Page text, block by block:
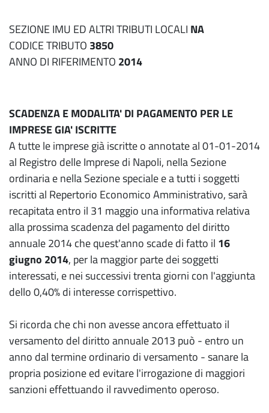
SEZIONE IMU ED ALTRI TRIBUTI LOCALI NA
CODICE TRIBUTO 3850
ANNO DI RIFERIMENTO 2014
SCADENZA E MODALITA' DI PAGAMENTO PER LE
IMPRESE GIA' ISCRITTE
A tutte le imprese già iscritte o annotate al 01-01-2014
al Registro delle Imprese di Napoli, nella Sezione
ordinaria e nella Sezione speciale e a tutti i soggetti
iscritti al Repertorio Economico Amministrativo, sarà
recapitata entro il 31 maggio una informativa relativa
alla prossima scadenza del pagamento del diritto
annuale 2014 che quest'anno scade di fatto il 16
giugno 2014, per la maggior parte dei soggetti
interessati, e nei successivi trenta giorni con l'aggiunta
dello 0,40% di interesse corrispettivo.
Si ricorda che chi non avesse ancora effettuato il
versamento del diritto annuale 2013 può - entro un
anno dal termine ordinario di versamento - sanare la
propria posizione ed evitare l'irrogazione di maggiori
sanzioni effettuando il ravvedimento operoso.